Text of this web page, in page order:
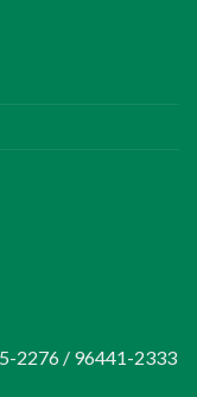
2276 / 96441-2333